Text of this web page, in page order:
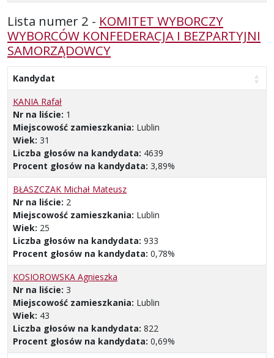
Lista numer 2 - KOMITET WYBORCZY
WYBORCÓW KONFEDERACJA I BEZPARTYJNI
SAMORZĄDOWCY
Kandydat
KANIA Rafał
Nr na liście: 1
Miejscowość zamieszkania: Lublin
Wiek: 31
Liczba głosów na kandydata: 4639
Procent głosów na kandydata: 3,89%
BŁASZCZAK Michał Mateusz
Nr na liście: 2
Miejscowość zamieszkania: Lublin
Wiek: 25
Liczba głosów na kandydata: 933
Procent głosów na kandydata: 0,78%
KOSIOROWSKA Agnieszka
Nr na liście: 3
Miejscowość zamieszkania: Lublin
Wiek: 43
Liczba głosów na kandydata: 822
Procent głosów na kandydata: 0,69%